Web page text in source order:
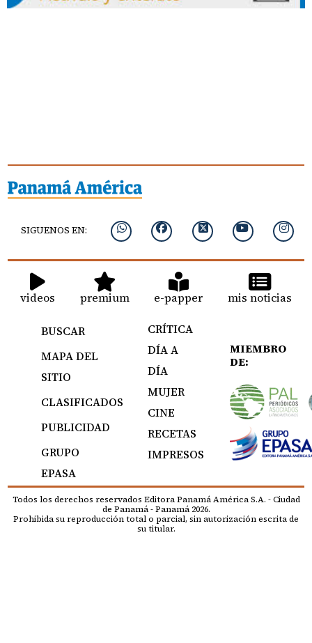
SIGUENOS EN:
videos premium e-papper mis noticias
BUSCAR
MAPA DEL
SITIO
CLASIFICADOS
PUBLICIDAD
GRUPO
EPASA
CRÍTICA
DÍA A
DÍA
MUJER
CINE
RECETAS
IMPRESOS
MIEMBRO
DE:
Todos los derechos reservados Editora Panamá América S.A. - Ciudad
de Panamá - Panamá 2026.
Prohibida su reproducción total o parcial, sin autorización escrita de
su titular.